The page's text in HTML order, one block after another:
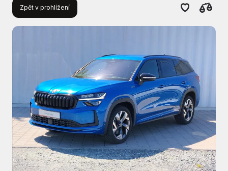
Zpět v prohlížení